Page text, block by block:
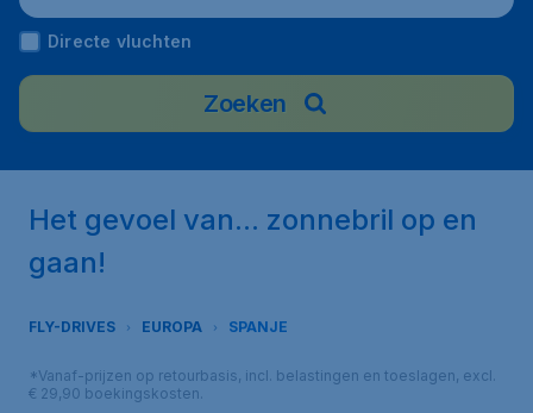
Directe vluchten
Zoeken
Het gevoel van... zonnebril op en
gaan!
FLY-DRIVES EUROPA SPANJE
*Vanaf-prijzen op retourbasis, incl. belastingen en toeslagen, excl.
€ 29,90 boekingskosten.